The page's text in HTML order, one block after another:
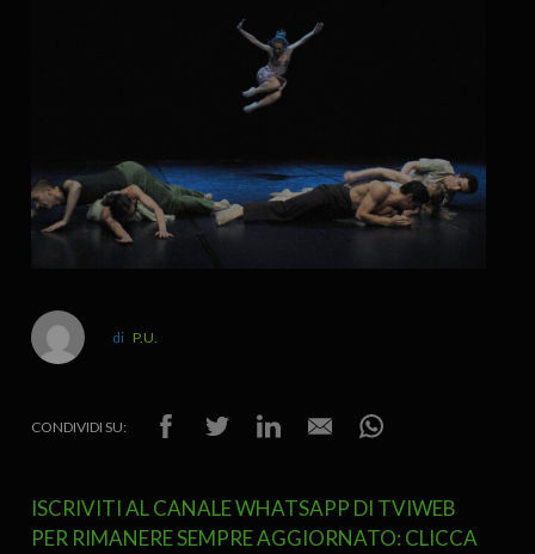
P.U.
CONDIVIDI SU:
ISCRIVITI AL CANALE WHATSAPP DI TVIWEB
PER RIMANERE SEMPRE AGGIORNATO: CLICCA